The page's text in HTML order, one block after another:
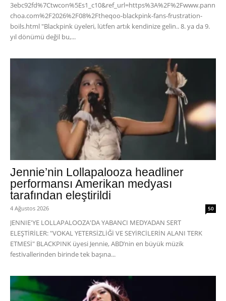
3ebc92fd%7Ctwcon%5Es1_c10&ref_url=https%3A%2F%2Fwww.pann
choa.com%2F2026%2F08%2Ftheqoo-blackpink-fans-frustration-
boils.html "Blackpink üyeleri, lütfen artık kendinize gelin.. 8. ya da 9.
yıl dönümü değil bu,...
Jennie’nin Lollapalooza headliner
performansı Amerikan medyası
tarafından eleştirildi
4 Ağustos 2026 50
JENNIE'YE LOLLAPALOOZA'DA YABANCI MEDYADAN SERT
ELEŞTİRİLER: "VOKAL YETERSİZLİĞİ VE SEYİRCİLERİN ALANI TERK
ETMESİ" BLACKPINK üyesi Jennie, ABD’nin en büyük müzik
festivallerinden birinde tek başına...